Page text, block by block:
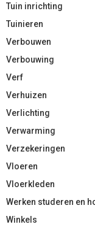
Tuin inrichting
Tuinieren
Verbouwen
Verbouwing
Verf
Verhuizen
Verlichting
Verwarming
Verzekeringen
Vloeren
Vloerkleden
Werken studeren en
Winkels